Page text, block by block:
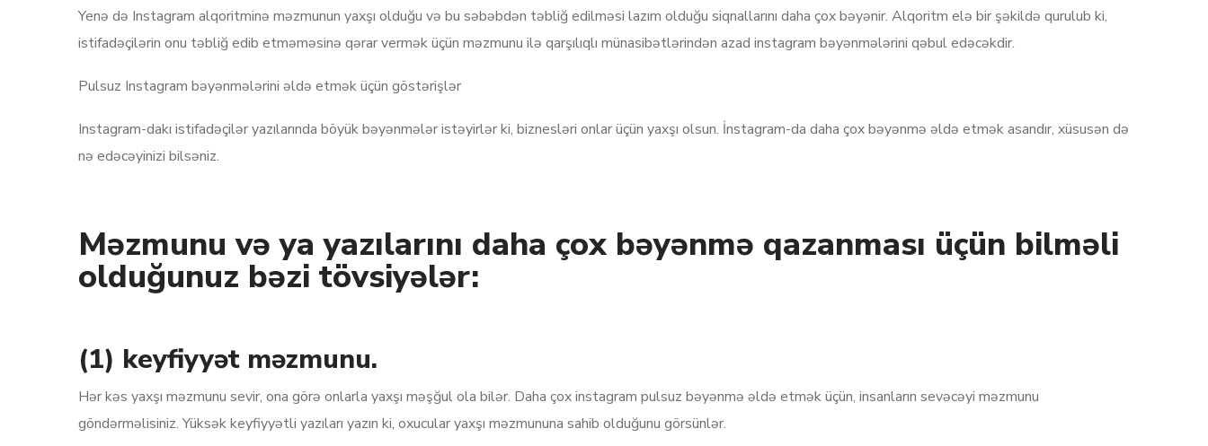
Yenə də Instagram alqoritminə məzmunun yaxşı olduğu və bu səbəbdən təbliğ edilməsi lazım olduğu siqnallarını daha çox bəyənir. Alqoritm elə bir şəkildə qurulub ki,
istifadəçilərin onu təbliğ edib etməməsinə qərar vermək üçün məzmunu ilə qarşılıqlı münasibətlərindən azad instagram bəyənmələrini qəbul edəcəkdir.
Pulsuz Instagram bəyənmələrini əldə etmək üçün göstərişlər
Instagram-dakı istifadəçilər yazılarında böyük bəyənmələr istəyirlər ki, biznesləri onlar üçün yaxşı olsun. İnstagram-da daha çox bəyənmə əldə etmək asandır, xüsusən də
nə edəcəyinizi bilsəniz.
Məzmunu və ya yazılarını daha çox bəyənmə qazanması üçün bilməli
olduğunuz bəzi tövsiyələr:
(1) keyfiyyət məzmunu.
Hər kəs yaxşı məzmunu sevir, ona görə onlarla yaxşı məşğul ola bilər. Daha çox instagram pulsuz bəyənmə əldə etmək üçün, insanların sevəcəyi məzmunu
göndərməlisiniz. Yüksək keyfiyyətli yazıları yazın ki, oxucular yaxşı məzmununa sahib olduğunu görsünlər.